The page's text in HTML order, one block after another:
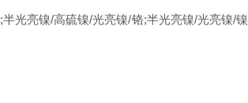
;半光亮镍/高硫镍/光亮镍/铬;半光亮镍/光亮镍/